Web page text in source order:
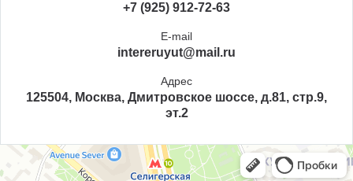
+7 (925) 912-72-63
E-mail
intereruyut@mail.ru
Адрес
125504, Москва, Дмитровское шоссе, д.81, стр.9,
эт.2